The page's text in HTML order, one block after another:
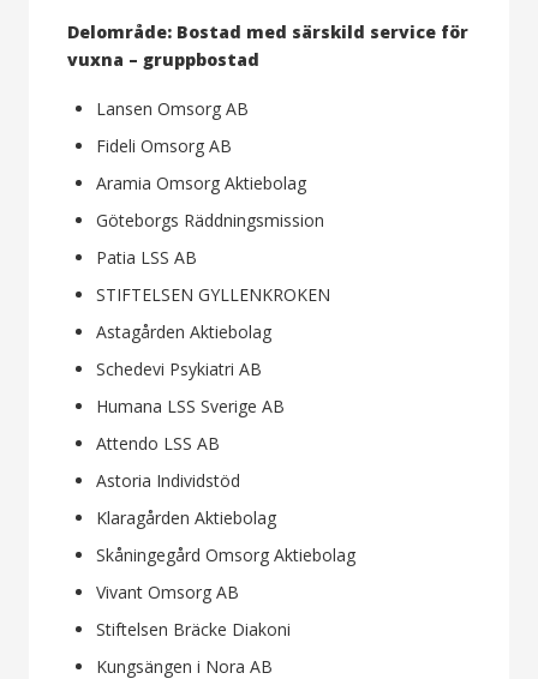
Delområde: Bostad med särskild service för
vuxna – gruppbostad
Lansen Omsorg AB
Fideli Omsorg AB
Aramia Omsorg Aktiebolag
Göteborgs Räddningsmission
Patia LSS AB
STIFTELSEN GYLLENKROKEN
Astagården Aktiebolag
Schedevi Psykiatri AB
Humana LSS Sverige AB
Attendo LSS AB
Astoria Individstöd
Klaragården Aktiebolag
Skåningegård Omsorg Aktiebolag
Vivant Omsorg AB
Stiftelsen Bräcke Diakoni
Kungsängen i Nora AB